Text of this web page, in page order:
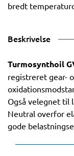
bredt
Beskrivelse
Turmosynthoil
registreret gear-
Også velegnet til
Neutral overfor
gode